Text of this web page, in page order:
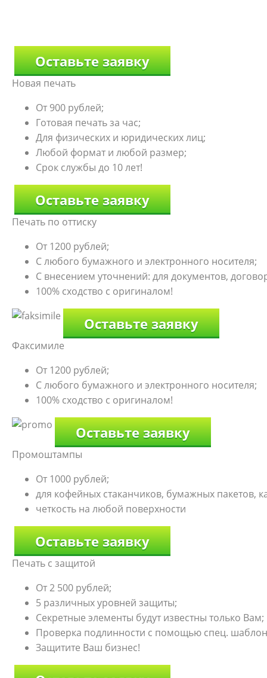
Оставьте заявку
Новая печать
От 900 рублей;
Готовая печать за час;
Для физических и юридических лиц;
Любой формат и любой размер;
Срок службы до 10 лет!
Оставьте заявку
Печать по оттиску
От 1200 рублей;
С любого бумажного и электронного носителя;
С внесением уточнений: для документов,
100% сходство с оригиналом!
Оставьте заявку
Факсимиле
От 1200 рублей;
С любого бумажного и электронного носителя;
100% сходство с оригиналом!
Оставьте заявку
Промоштампы
От 1000 рублей;
для кофейных стаканчиков, бумажных пакетов,
четкость на любой поверхности
Оставьте заявку
Печать с защитой
От 2 500 рублей;
5 различных уровней защиты;
Секретные элементы будут известны только Вам;
Проверка подлинности с помощью спец.
Защитите Ваш бизнес!